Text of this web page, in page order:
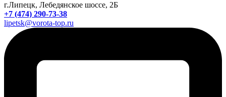
г.Липецк, Лебедянское шоссе, 2Б
+7 (474) 290-73-38
lipetsk@vorota-top.ru